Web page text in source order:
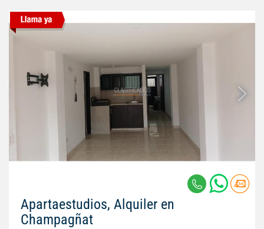
Apartaestudios, Alquiler en
Champagñat